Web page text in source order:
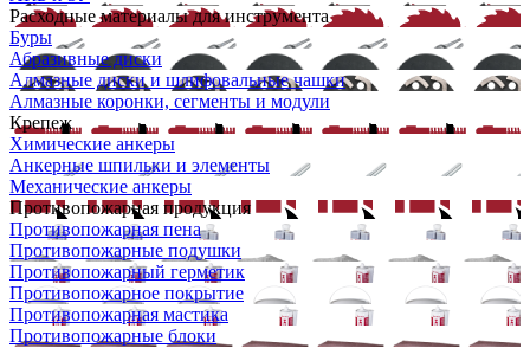
Расходные материалы для инструмента
Буры
Абразивные диски
Алмазные диски и шлифовальные чашки
Алмазные коронки, сегменты и модули
Крепеж
Химические анкеры
Анкерные шпильки и элементы
Механические анкеры
Противопожарная продукция
Противопожарная пена
Противопожарные подушки
Противопожарный герметик
Противопожарное покрытие
Противопожарная мастика
Противопожарные блоки